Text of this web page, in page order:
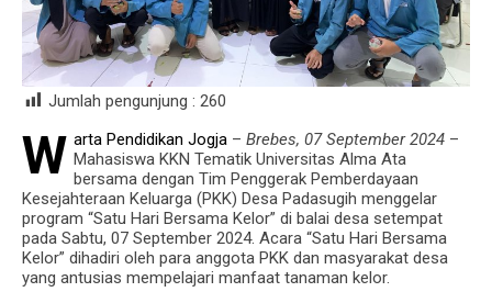
Jumlah pengunjung : 260
W arta Pendidikan Jogja – Brebes, 07 September 2024 –
Mahasiswa KKN Tematik Universitas Alma Ata
bersama dengan Tim Penggerak Pemberdayaan
Kesejahteraan Keluarga (PKK) Desa Padasugih menggelar
program “Satu Hari Bersama Kelor” di balai desa setempat
pada Sabtu, 07 September 2024. Acara “Satu Hari Bersama
Kelor” dihadiri oleh para anggota PKK dan masyarakat desa
yang antusias mempelajari manfaat tanaman kelor.